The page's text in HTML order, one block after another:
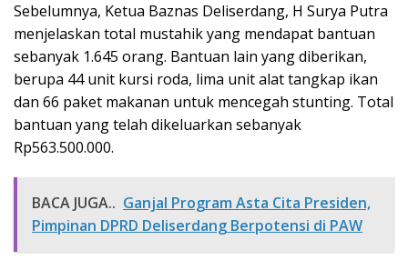
Sebelumnya, Ketua Baznas Deliserdang, H Surya Putra
menjelaskan total mustahik yang mendapat bantuan
sebanyak 1.645 orang. Bantuan lain yang diberikan,
berupa 44 unit kursi roda, lima unit alat tangkap ikan
dan 66 paket makanan untuk mencegah stunting. Total
bantuan yang telah dikeluarkan sebanyak
Rp563.500.000.
BACA JUGA.. Ganjal Program Asta Cita Presiden,
Pimpinan DPRD Deliserdang Berpotensi di PAW